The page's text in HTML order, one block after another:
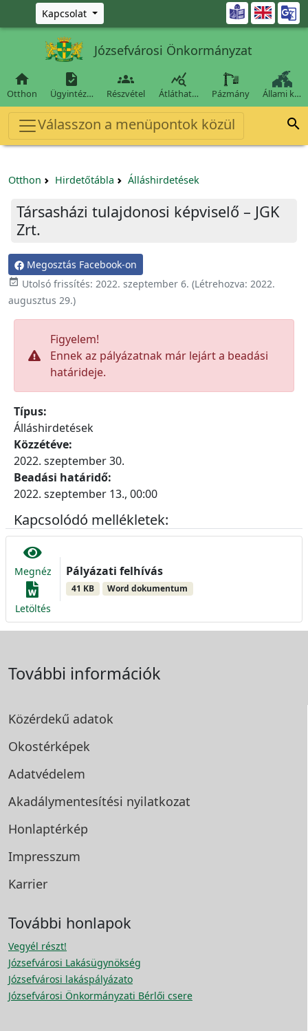
Ugrás a fő tartalomra
Kapcsolat 
Józsefvárosi Önkormányzat

Otthon

Ügyintéz…

Részvétel

Átláthat… Pázmány Állami k…
Válasszon a menüpontok közül 
Otthon Hirdetőtábla Álláshirdetések
Társasházi tulajdonosi képviselő – JGK
Zrt.
Megosztás Facebook-on
 Utolsó frissítés: 2022. szeptember 6. (Létrehozva: 2022.
augusztus 29.)
Figyelem!
Ennek az pályázatnak már lejárt a beadási
határideje.
Típus:
Álláshirdetések
Közzétéve:
2022. szeptember 30.
Beadási határidő:
2022. szeptember 13., 00:00
Kapcsolódó mellékletek:
Megnéz
Letöltés
Pályázati felhívás
41 KB Word dokumentum
További információk
Közérdekű adatok
Okostérképek
Adatvédelem
Akadálymentesítési nyilatkozat
Honlaptérkép
Impresszum
Karrier
További honlapok
Vegyél részt!
Józsefvárosi Lakásügynökség
Józsefvárosi lakáspályázato
Józsefvárosi Önkormányzati Bérlői csere